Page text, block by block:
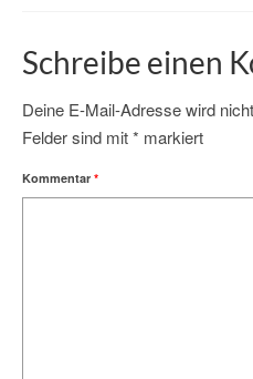
Schreibe einen
Deine E-Mail-Adresse wird
Felder sind mit* markiert
Kommentar *